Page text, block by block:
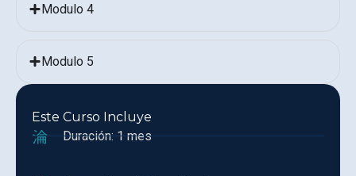
Modulo 4
Modulo 5
Este Curso Incluye
Duración: 1 mes